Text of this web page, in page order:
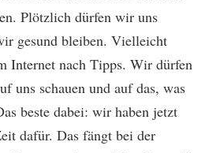
Plötzlich dürfen wir uns
gesund bleiben. Vielleicht
Internet nach Tipps. Wir dürfen
uns schauen und auf das, was
beste dabei: wir haben jetzt
dafür. Das fängt bei der